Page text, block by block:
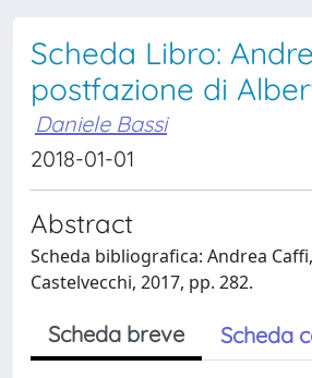
Scheda Libro:
postfazione di
Daniele Bassi
2018-01-01
Abstract
Scheda bibliografica: Andrea
Castelvecchi, 2017, pp. 282.
Scheda breve Scheda